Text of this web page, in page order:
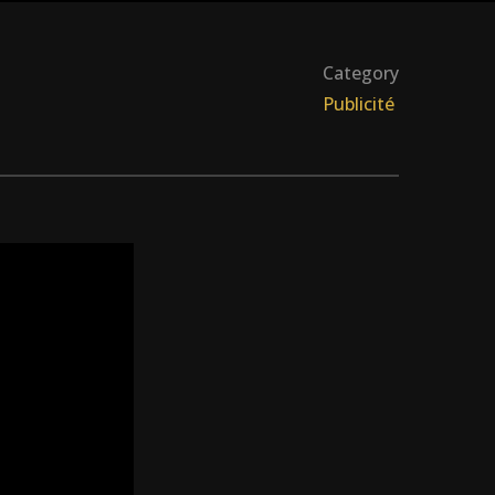
Category
Publicité